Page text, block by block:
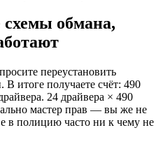
обмана,
переустановить
В итоге получаете счёт: 490
24 драйвера × 490
мастер прав — вы же не
в полицию часто ни к чему не